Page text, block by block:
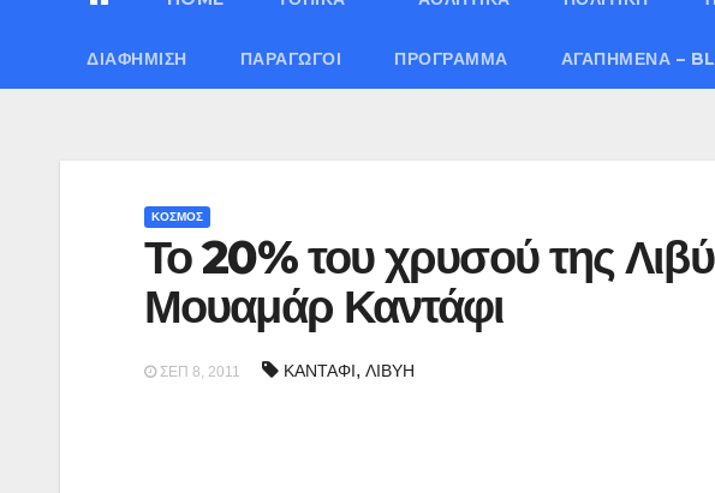
ΔΙΑΦΉΜΙΣΗ ΠΑΡΑΓΩΓΟΊ ΠΡΌΓΡΑΜΜΑ ΑΓΑΠΗΜΈΝΑ –
ΚΟΣΜΟΣ
Το 20% του χρυσού της
Μουαμάρ Καντάφι
ΣΕΠ 8, 2011 ΚΑΝΤΑΦΙ, ΛΙΒΥΗ